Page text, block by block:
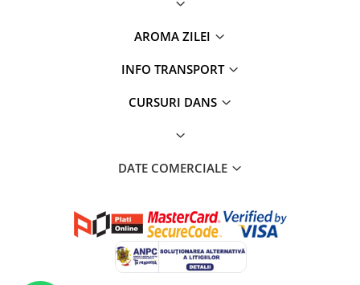
AROMA ZILEI
INFO TRANSPORT
CURSURI DANS
DATE COMERCIALE